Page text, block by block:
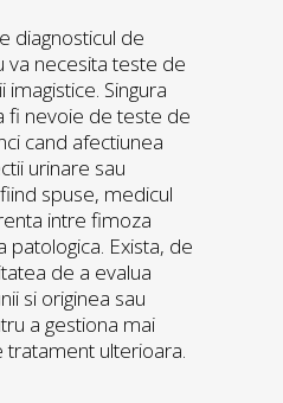
diagnosticul de
va necesita teste de
Singura
fi nevoie de teste de
cand afectiunea
urinare sau
spuse, medicul
intre fimoza
patologica. Exista, de
de a evalua
si originea sau
a gestiona mai
ulterioara.